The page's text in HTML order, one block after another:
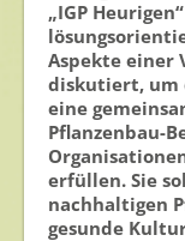
News
Videos
Publikationen
Newsletter
Archiv
„IGP
Aspekte einer
diskutiert, um
eine
Pflanzenbau-
erfüllen. Sie
nachhaltigen
gesunde